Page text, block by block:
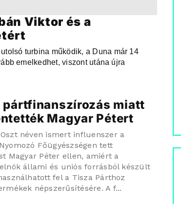
Viktor és a
turbina működik, a Duna már 14
emelkedhet, viszont utána újra
miatt
Magyar Pétert
Oszt néven ismert influenszer a
Főügyészségen tett
Magyar Péter ellen, amiért a
állami és uniós forrásból készült
fel a Tisza Párthoz
népszerűsítésére. A f...